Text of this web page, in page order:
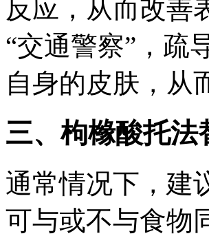
反应，从而改善
“交通警察”，疏
自身的皮肤，从
三、枸橼酸托法
通常情况下，建
可与或不与食物